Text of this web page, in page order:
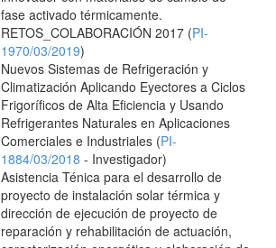
fase activado térmicamente.
RETOS_COLABORACIÓN 2017 (PI-
1970/03/2019)
Nuevos Sistemas de Refrigeración y
Climatización Aplicando Eyectores a Ciclos
Frigoríficos de Alta Eficiencia y Usando
Refrigerantes Naturales en Aplicaciones
Comerciales e Industriales (PI-
1884/03/2018 - Investigador)
Asistencia Ténica para el desarrollo de
proyecto de instalación solar térmica y
dirección de ejecución de proyecto de
reparación y rehabilitación de actuación,